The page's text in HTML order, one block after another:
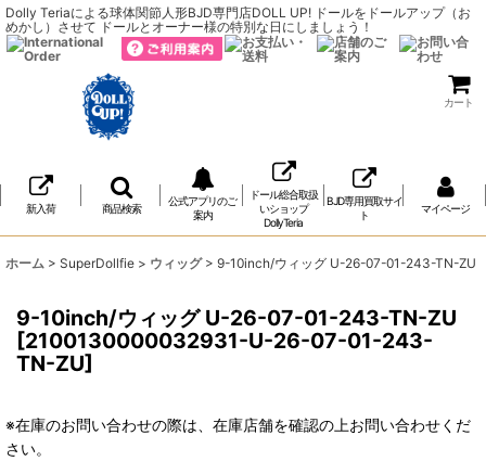
Dolly Teriaによる球体関節人形BJD専門店DOLL UP! ドールをドールアップ（お
めかし）させて ドールとオーナー様の特別な日にしましょう！
カート
新入荷 商品検索
公式アプリのご
案内
ドール総合取扱
いショップ
DollyTeria
BJD専用買取サイ
ト
マイページ
ホーム > SuperDollfie > ウィッグ > 9-10inch/ウィッグ U-26-07-01-243-TN-ZU
9-10inch/ウィッグ U-26-07-01-243-TN-ZU
[2100130000032931-U-26-07-01-243-
TN-ZU]
※在庫のお問い合わせの際は、在庫店舗を確認の上お問い合わせくだ
さい。